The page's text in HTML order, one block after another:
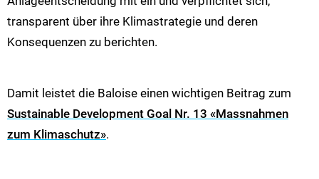
transparent über ihre Klimastrategie und deren
Konsequenzen zu berichten.
Damit leistet die Baloise einen wichtigen Beitrag zum
Sustainable Development Goal Nr. 13 «Massnahmen
zum Klimaschutz».